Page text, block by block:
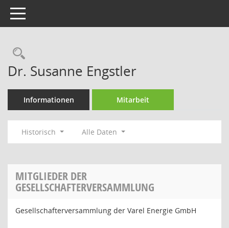
Toggle navigation
Rechercheauswahl
Dr. Susanne Engstler
Informationen Mitarbeit
Historisch Alle Daten
MITGLIEDER DER
GESELLSCHAFTERVERSAMMLUNG
Gesellschafterversammlung der Varel Energie GmbH